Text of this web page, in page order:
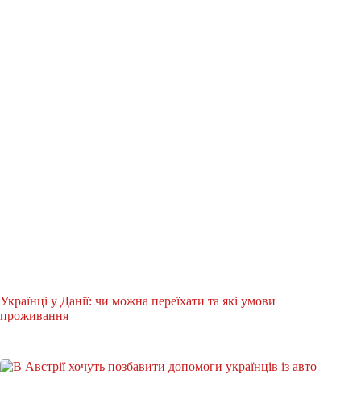
Українці у Данії: чи можна переїхати та які умови
проживання